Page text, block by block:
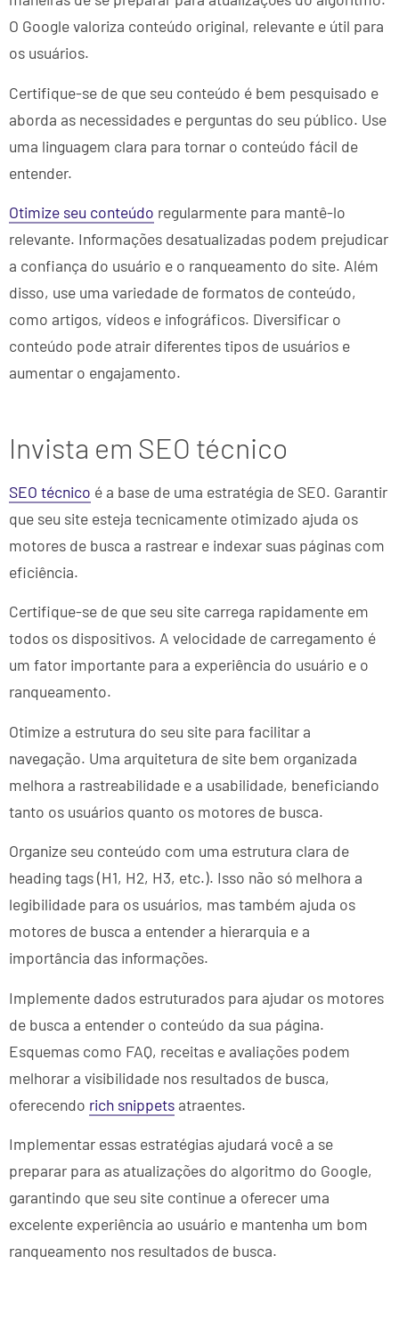
O Google valoriza conteúdo original, relevante e útil para
os usuários.
Certifique-se de que seu conteúdo é bem pesquisado e
aborda as necessidades e perguntas do seu público. Use
uma linguagem clara para tornar o conteúdo fácil de
entender.
Otimize seu conteúdo regularmente para mantê-lo
relevante. Informações desatualizadas podem prejudicar
a confiança do usuário e o ranqueamento do site. Além
disso, use uma variedade de formatos de conteúdo,
como artigos, vídeos e infográficos. Diversificar o
conteúdo pode atrair diferentes tipos de usuários e
aumentar o engajamento.
Invista em SEO técnico
SEO técnico é a base de uma estratégia de SEO. Garantir
que seu site esteja tecnicamente otimizado ajuda os
motores de busca a rastrear e indexar suas páginas com
eficiência.
Certifique-se de que seu site carrega rapidamente em
todos os dispositivos. A velocidade de carregamento é
um fator importante para a experiência do usuário e o
ranqueamento.
Otimize a estrutura do seu site para facilitar a
navegação. Uma arquitetura de site bem organizada
melhora a rastreabilidade e a usabilidade, beneficiando
tanto os usuários quanto os motores de busca.
Organize seu conteúdo com uma estrutura clara de
heading tags (H1, H2, H3, etc.). Isso não só melhora a
legibilidade para os usuários, mas também ajuda os
motores de busca a entender a hierarquia e a
importância das informações.
Implemente dados estruturados para ajudar os motores
de busca a entender o conteúdo da sua página.
Esquemas como FAQ, receitas e avaliações podem
melhorar a visibilidade nos resultados de busca,
oferecendo rich snippetsatraentes.
Implementar essas estratégias ajudará você a se
preparar para as atualizações do algoritmo do Google,
garantindo que seu site continue a oferecer uma
excelente experiência ao usuário e mantenha um bom
ranqueamento nos resultados de busca.